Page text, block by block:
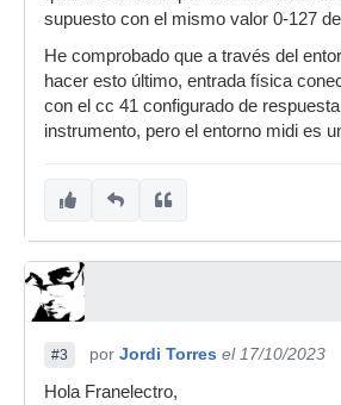
supuesto con el mismo valor 0-127
He comprobado que a través del
hacer esto último, entrada física
con el cc 41 configurado de
instrumento, pero el entorno midi es
#3 por Jordi Torres el 17/10/2023
Hola Franelectro,